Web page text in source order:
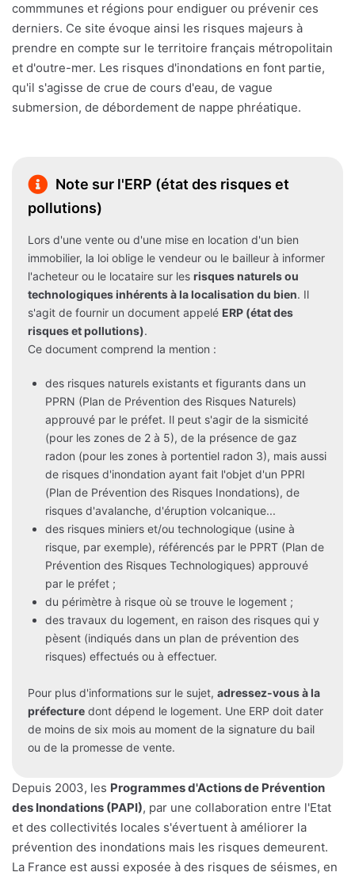
commmunes et régions pour endiguer ou prévenir ces
derniers. Ce site évoque ainsi les risques majeurs à
prendre en compte sur le territoire français métropolitain
et d'outre-mer. Les risques d'inondations en font partie,
qu'il s'agisse de crue de cours d'eau, de vague
submersion, de débordement de nappe phréatique.
Note sur l'ERP (état des risques et
pollutions)
Lors d'une vente ou d'une mise en location d'un bien
immobilier, la loi oblige le vendeur ou le bailleur à informer
l'acheteur ou le locataire sur les risques naturels ou
technologiques inhérents à la localisation du bien. Il
s'agit de fournir un document appelé ERP (état des
risques et pollutions).
Ce document comprend la mention :
des risques naturels existants et figurants dans un
PPRN (Plan de Prévention des Risques Naturels)
approuvé par le préfet. Il peut s'agir de la sismicité
(pour les zones de 2 à 5), de la présence de gaz
radon (pour les zones à portentiel radon 3), mais aussi
de risques d'inondation ayant fait l'objet d'un PPRI
(Plan de Prévention des Risques Inondations), de
risques d'avalanche, d'éruption volcanique...
des risques miniers et/ou technologique (usine à
risque, par exemple), référencés par le PPRT (Plan de
Prévention des Risques Technologiques) approuvé
par le préfet ;
du périmètre à risque où se trouve le logement ;
des travaux du logement, en raison des risques qui y
pèsent (indiqués dans un plan de prévention des
risques) effectués ou à effectuer.
Pour plus d'informations sur le sujet, adressez-vous à la
préfecture dont dépend le logement. Une ERP doit dater
de moins de six mois au moment de la signature du bail
ou de la promesse de vente.
Depuis 2003, les Programmes d'Actions de Prévention
des Inondations (PAPI), par une collaboration entre l'Etat
et des collectivités locales s'évertuent à améliorer la
prévention des inondations mais les risques demeurent.
La France est aussi exposée à des risques de séismes, en